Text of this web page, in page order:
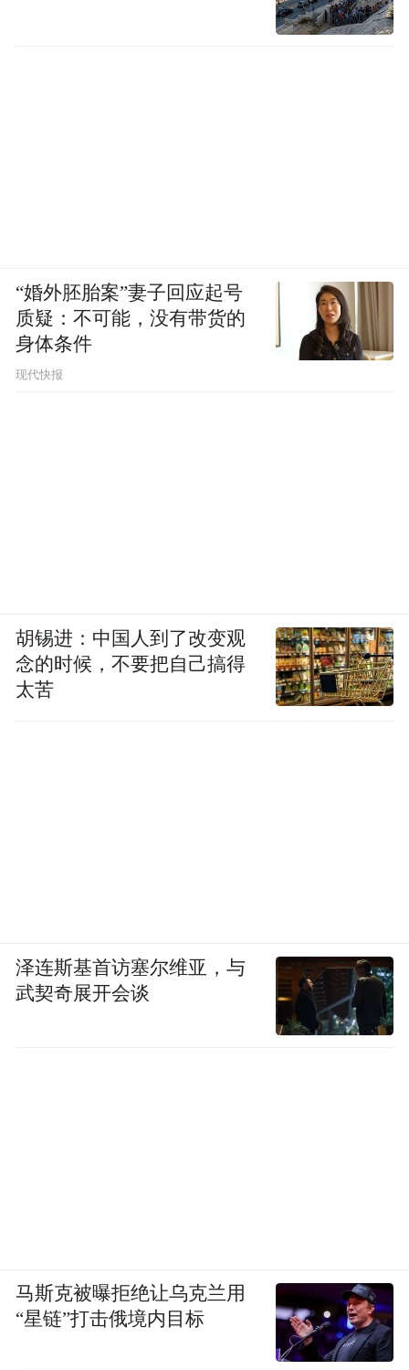
“婚外胚胎案”妻子回应起号
质疑：不可能，没有带货的
身体条件
现代快报
胡锡进：中国人到了改变观
念的时候，不要把自己搞得
太苦
泽连斯基首访塞尔维亚，与
武契奇展开会谈
马斯克被曝拒绝让乌克兰用
“星链”打击俄境内目标